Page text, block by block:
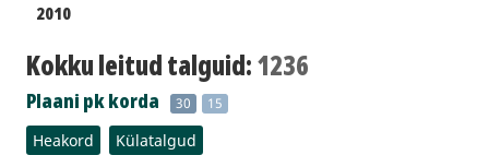
2010
Kokku leitud talguid:1236
Plaani pk korda 30 15
Heakord
Külatalgud